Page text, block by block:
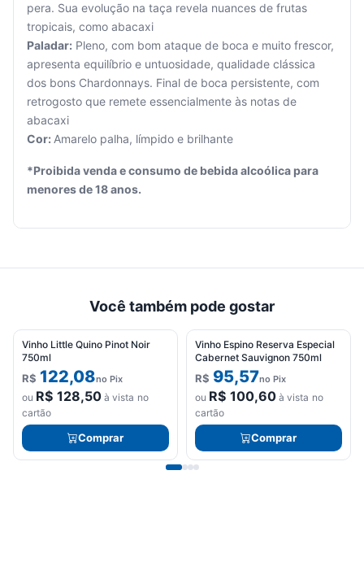
vazio.
Adicione
produtos
para
pera. Sua evolução na taça revela nuances de frutas
tropicais, como abacaxi
Paladar: Pleno, com bom ataque de boca e muito frescor,
apresenta equilíbrio e untuosidade, qualidade clássica
dos bons Chardonnays. Final de boca persistente, com
retrogosto que remete essencialmente às notas de
abacaxi
Cor: Amarelo palha, límpido e brilhante
*Proibida venda e consumo de bebida alcoólica para
menores de 18 anos.
Você também pode gostar
Vinho Little Quino Pinot Noir
750ml
R$ 122,08no Pix
ou R$ 128,50à vista no
cartão
Comprar
Vinho Espino Reserva Especial
Cabernet Sauvignon 750ml
R$ 95,57no Pix
ou R$ 100,60à vista no
cartão
Comprar